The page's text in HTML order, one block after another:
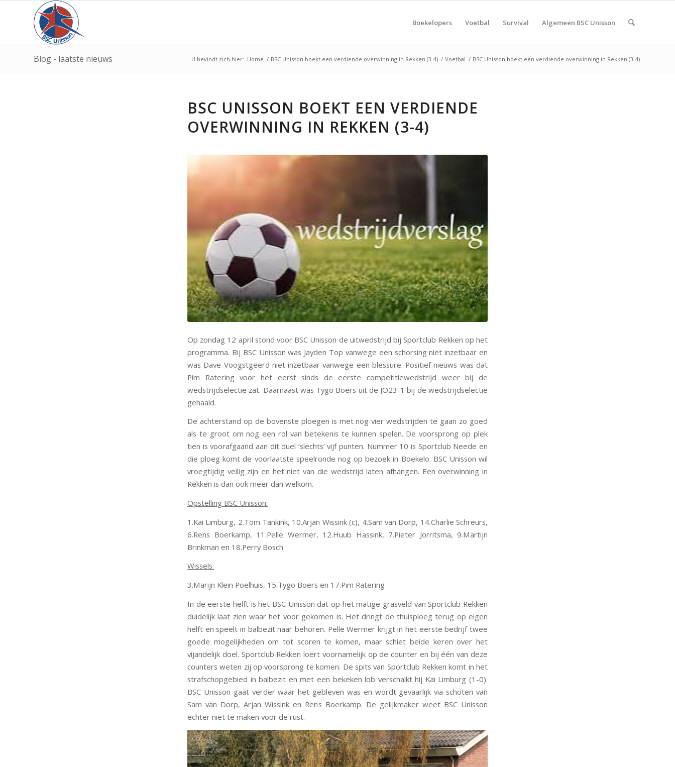
Boekelopers Voetbal Survival Algemeen BSC Unisson
Blog - laatste nieuws U bevindt zich hier: Home / BSC Unisson boekt een verdiende overwinning in Rekken (3-4) / Voetbal / BSC Unisson boekt een verdiende overwinning in Rekken (3-4)
BSC UNISSON BOEKT EEN VERDIENDE
OVERWINNING IN REKKEN (3-4)
Op zondag 12 april stond voor BSC Unisson de uitwedstrijd bij Sportclub Rekken op het
programma. Bij BSC Unisson was Jayden Top vanwege een schorsing niet inzetbaar en
was Dave Voogstgeerd niet inzetbaar vanwege een blessure. Positief nieuws was dat
Pim Ratering voor het eerst sinds de eerste competitiewedstrijd weer bij de
wedstrijdselectie zat. Daarnaast was Tygo Boers uit de JO23-1 bij de wedstrijdselectie
gehaald.
De achterstand op de bovenste ploegen is met nog vier wedstrijden te gaan zo goed
als te groot om nog een rol van betekenis te kunnen spelen. De voorsprong op plek
tien is voorafgaand aan dit duel ‘slechts’ vijf punten. Nummer 10 is Sportclub Neede en
die ploeg komt de voorlaatste speelronde nog op bezoek in Boekelo. BSC Unisson wil
vroegtijdig veilig zijn en het niet van die wedstrijd laten afhangen. Een overwinning in
Rekken is dan ook meer dan welkom.
Opstelling BSC Unisson:
1.Kai Limburg, 2.Tom Tankink, 10.Arjan Wissink (c), 4.Sam van Dorp, 14.Charlie Schreurs,
6.Rens Boerkamp, 11.Pelle Wermer, 12.Huub Hassink, 7.Pieter Jorritsma, 9.Martijn
Brinkman en 18.Perry Bosch
Wissels:
3.Marijn Klein Poelhuis, 15.Tygo Boers en 17.Pim Ratering
In de eerste helft is het BSC Unisson dat op het matige grasveld van Sportclub Rekken
duidelijk laat zien waar het voor gekomen is. Het dringt de thuisploeg terug op eigen
helft en speelt in balbezit naar behoren. Pelle Wermer krijgt in het eerste bedrijf twee
goede mogelijkheden om tot scoren te komen, maar schiet beide keren over het
vijandelijk doel. Sportclub Rekken loert voornamelijk op de counter en bij één van deze
counters weten zij op voorsprong te komen. De spits van Sportclub Rekken komt in het
strafschopgebied in balbezit en met een bekeken lob verschalkt hij Kai Limburg (1-0).
BSC Unisson gaat verder waar het gebleven was en wordt gevaarlijk via schoten van
Sam van Dorp, Arjan Wissink en Rens Boerkamp. De gelijkmaker weet BSC Unisson
echter niet te maken voor de rust.